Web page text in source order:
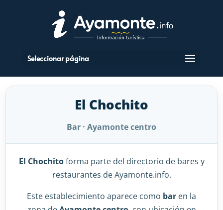
Seleccionar página
El Chochito
Bar · Ayamonte centro
El Chochitoforma parte del directorio de bares y
restaurantes de Ayamonte.info.
Este establecimiento aparece como bar en la